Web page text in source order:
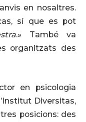
en nosaltres.
sí que es pot
.» També va
organitzats des
en psicologia
Diversitas,
posicions: des